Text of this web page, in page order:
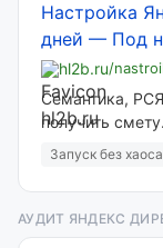
Настройка
дней — Под
hl2b.ru/
Семантика,
получить смету.
Запуск без хаоса
АУДИТ ЯНДЕКС